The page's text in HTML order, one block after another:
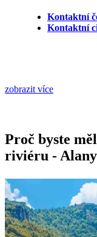
Kontaktní
Kontaktní
zobrazit více
Proč byste
riviéru -